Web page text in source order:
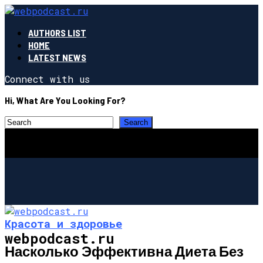
AUTHORS LIST
HOME
LATEST NEWS
Connect with us
Hi, What Are You Looking For?
webpodcast.ru
Красота и здоровье
Насколько Эффективна Диета Без